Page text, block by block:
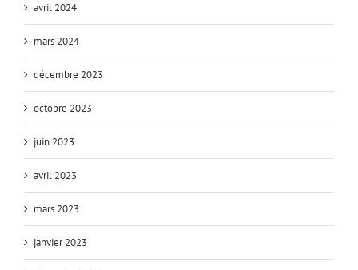
avril 2024
mars 2024
décembre 2023
octobre 2023
juin 2023
avril 2023
mars 2023
janvier 2023